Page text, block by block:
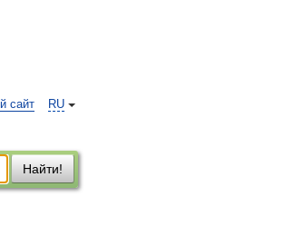
RU
сайт
Найти!